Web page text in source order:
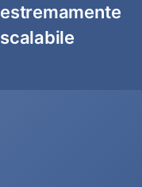
estremamente
scalabile